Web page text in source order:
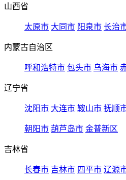
山西省
太原市 大同市 阳泉市 长治
内蒙古自治区
呼和浩特市 包头市 乌海市
辽宁省
沈阳市 大连市 鞍山市 抚顺
朝阳市 葫芦岛市 金普新区
吉林省
长春市 吉林市 四平市 辽源